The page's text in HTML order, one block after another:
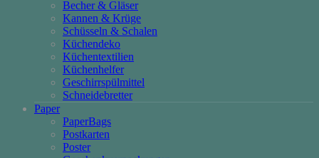
Becher & Gläser
Kannen & Krüge
Schüsseln & Schalen
Küchendeko
Küchentextilien
Küchenhelfer
Geschirrspülmittel
Schneidebretter
Paper
PaperBags
Postkarten
Poster